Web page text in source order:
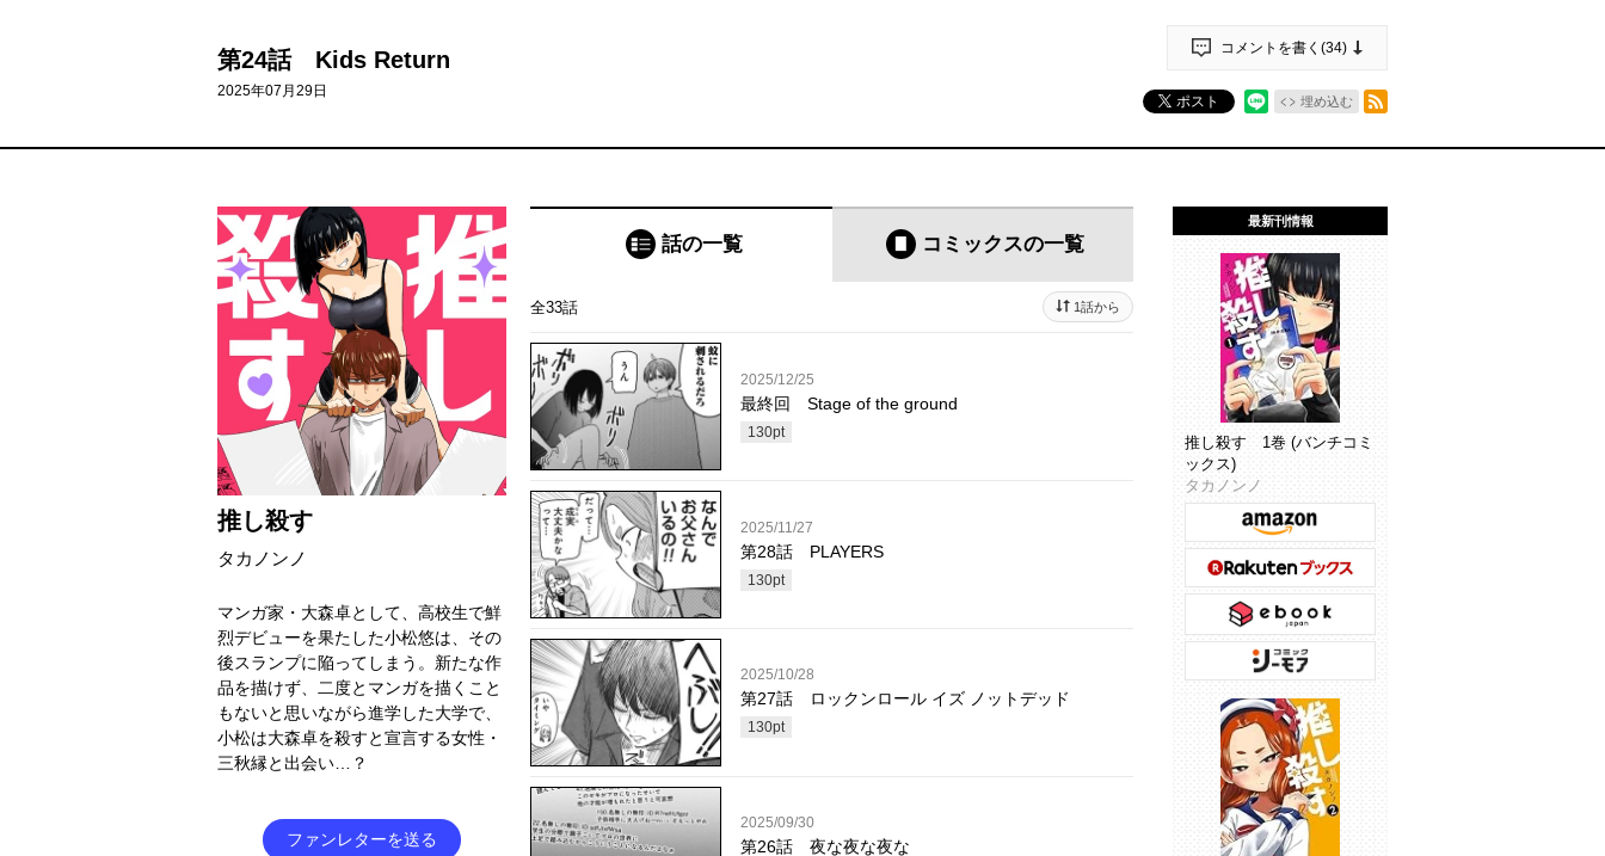
第24話 Kids Return
2025年07月29日
コメントを書く(34)
ポスト 埋め込む
推し殺す
タカノンノ
マンガ家・大森卓として、高校生で鮮
烈デビューを果たした小松悠は、その
後スランプに陥ってしまう。新たな作
品を描けず、二度とマンガを描くこと
もないと思いながら進学した大学で、
小松は大森卓を殺すと宣言する女性・
三秋縁と出会い…？
ファンレターを送る
話の一覧 コミックスの一覧
全33話 1話から
2025/12/25
最終回 Stage of the ground
130pt
2025/11/27
第28話 PLAYERS
130pt
2025/10/28
第27話 ロックンロール イズ ノットデッド
130pt
2025/09/30
第26話 夜な夜な夜な
最新刊情報
推し殺す 1巻 (バンチコミ
ックス)
タカノンノ